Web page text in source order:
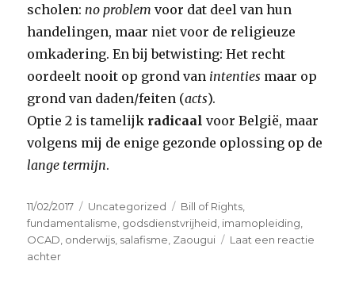
scholen:no problemvoor dat deel van hun
handelingen, maar niet voor de religieuze
omkadering. En bij betwisting: Het recht
oordeelt nooit op grond van intenties maar op
grond van daden/feiten (acts).
Optie 2 is tamelijk radicaalvoor België, maar
volgens mij de enige gezonde oplossing op de
lange termijn.
Geplaatst
op
11/02/2017 Categorieën
Uncategorized Tags
Bill of Rights
fundamentalisme godsdienstvrijheid imamopleiding
OCAD onderwijs salafisme Zaougui
Laat een reactie
achterop